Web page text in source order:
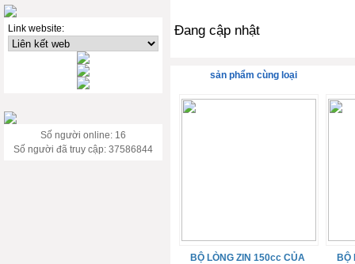
Link website:
Số người online: 16
Số người đã truy cập: 37586844
Đang cập nhật
sản phẩm cùng loại
BỘ LÒNG ZIN 150cc CỦA
BỘ